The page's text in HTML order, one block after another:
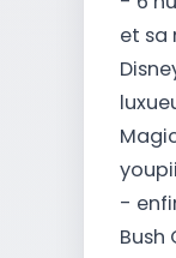
et sa
-
Bush